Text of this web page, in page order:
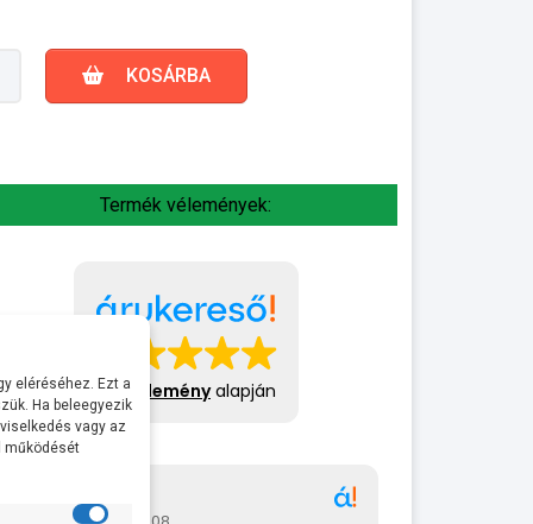
KOSÁRBA
Termék vélemények:
413 véleményalapján
Gábor
eléréséhez. Ezt a
Ha beleegyezik
vagy az
működését